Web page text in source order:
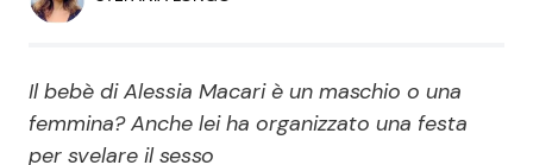
Economia
Persone Scomparse
Politica
Programmi TV
Il bebè di Alessia Macari è un maschio o una
femmina? Anche lei ha organizzato una festa
per svelare il sesso